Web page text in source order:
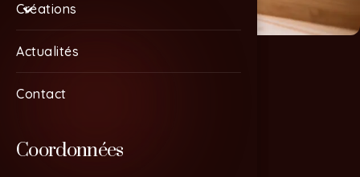
Créations
Actualités
Contact
Coordonnées
Créations
Actualités
Contact
Coordonnées